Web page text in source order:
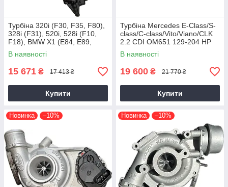
Турбіна 320i (F30, F35, F80),
328i (F31), 520i, 528i (F10,
F18), BMW X1 (E84, E89,
F25) N20B20, 2011+, 2.0 L
В наявності
15 671 ₴ 17 413 ₴
Купити
Турбіна Mercedes E-Class/S-
class/C-class/Vito/Viano/CLK
2.2 CDI OM651 129-204 HP
В наявності
19 600 ₴ 21 770 ₴
Купити
Новинка –10% Новинка –10%